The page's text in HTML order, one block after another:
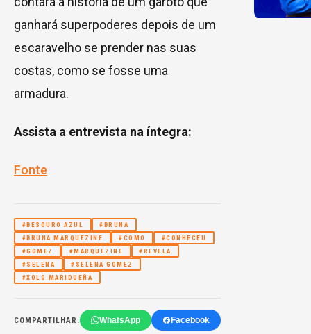
ganhará superpoderes depois de um
escaravelho se prender nas suas
costas, como se fosse uma
armadura.
Assista a entrevista na íntegra:
Fonte
#BESOURO AZUL
#BRUNA
#BRUNA MARQUEZINE
#COMO
#CONHECEU
#GOMEZ
#MARQUEZINE
#REVELA
#SELENA
#SELENA GOMEZ
#XOLO MARIDUEÑA
COMPARTILHAR: WhatsApp Facebook